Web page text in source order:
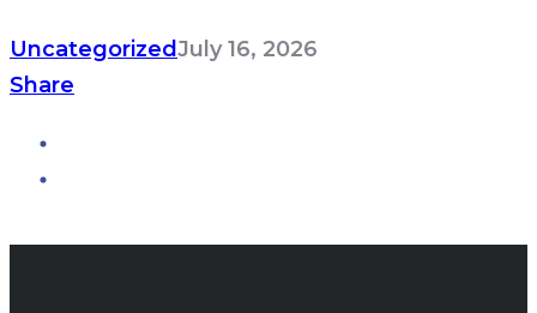
UncategorizedJuly 16, 2026
Share